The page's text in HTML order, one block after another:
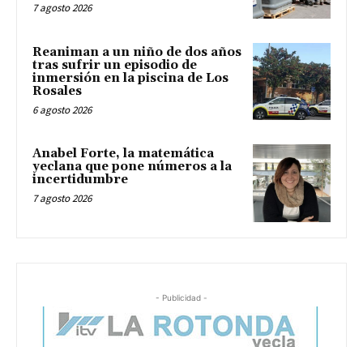
7 agosto 2026
Reaniman a un niño de dos años
tras sufrir un episodio de
inmersión en la piscina de Los
Rosales
6 agosto 2026
Anabel Forte, la matemática
yeclana que pone números a la
incertidumbre
7 agosto 2026
- Publicidad -